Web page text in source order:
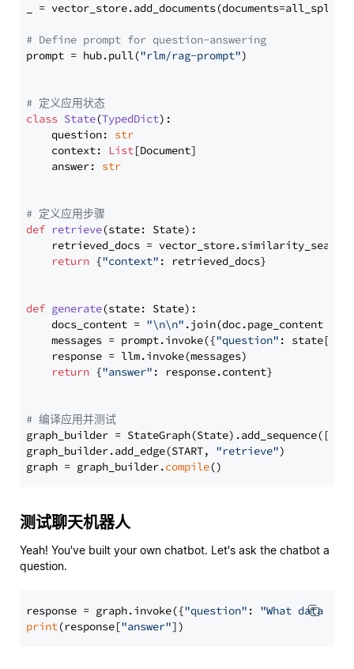
_ = vector_store.add_documents(documents=all_splits)
# Define prompt for question-answering
prompt = hub.pull("rlm/rag-prompt")
# 定义应用状态
class State(TypedDict):
    question:
str
    context:
List[Document]
    answer:
str
# 定义应用步骤
def retrieve(state: State):
retrieved_docs =
return {"context" : retrieved_docs}
def generate(state: State):
    docs_content =
"\n\n" .join(doc.page_content
    messages = prompt.invoke({
"question" : state[
    response = llm.invoke(messages)
return {"answer" : response.content}
# 编译应用并测试
graph_builder =
graph_builder.add_edge(START, "retrieve")
graph = graph_builder.compile
测试聊天机器人
Yeah! You've built your own chatbot. Let's ask the chatbot a
question.
response = graph.invoke({"question" : "What data
print(response["answer"